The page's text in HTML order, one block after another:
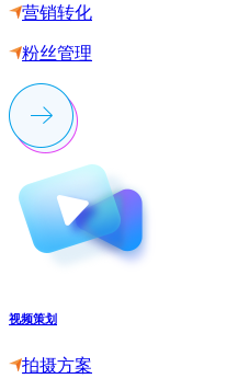
营销转化
粉丝管理
视频策划
拍摄方案